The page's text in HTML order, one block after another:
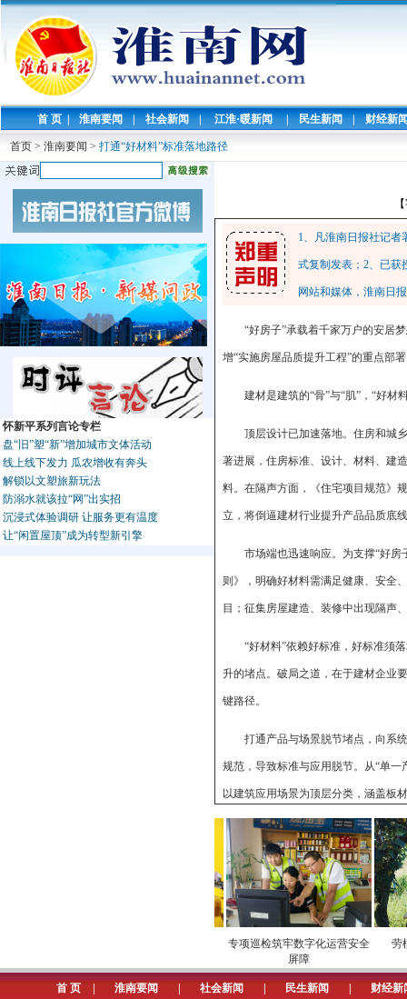
首 页 | 淮南要闻 | 社会新闻 | 江淮·暖新闻 | 民生新闻 | 财经新
首页 > 淮南要闻 > 打通“好材料”标准落地路径
怀新平系列言论专栏
盘“旧”塑“新”增加城市文体活动
线上线下发力 瓜农增收有奔头
解锁以文塑旅新玩法
防溺水就该拉“网”出实招
沉浸式体验调研 让服务更有温度
让“闲置屋顶”成为转型新引擎
1、凡淮南日报社记
式复制发表；2、已获
网站和媒体，淮南日
“好房子”承载着千家万户的安居
增“实施房屋品质提升工程”的重点部
建材是建筑的“骨”与“肌”，“好材
顶层设计已加速落地。住房和城
著进展，住房标准、设计、材料、建
料。在隔声方面，《住宅项目规范》
立，将倒逼建材行业提升产品品质底
市场端也迅速响应。为支撑“好
则》，明确好材料需满足健康、安全
目；征集房屋建造、装修中出现隔声
“好材料”依赖好标准，好标准须
升的堵点。破局之道，在于建材企业
键路径。
打通产品与场景脱节堵点，向系
规范，导致标准与应用脱节。从“单一
以建筑应用场景为顶层分类，涵盖板
图索骥”的工具。这是建材企业向“系
打通方案与应用脱节堵点，向全
不达标——这些痛点正是建筑、建材行
建材的技术特性和人民群众最关切的
的全场景方案矩阵。
打通设计与施工脱节堵点，向搭
专项巡检筑牢数字化运营安全
屏障
劳
首 页 淮南要闻 社会新闻 民生新闻 财经新